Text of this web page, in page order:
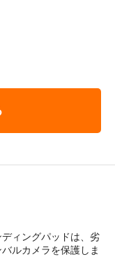
ィングパッドは、劣
ルカメラを保護しま